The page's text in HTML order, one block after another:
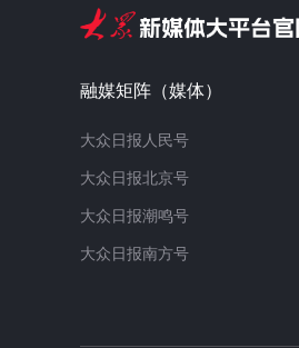
融媒矩阵（媒体）
大众日报人民号
大众日报北京号
大众日报潮鸣号
大众日报南方号